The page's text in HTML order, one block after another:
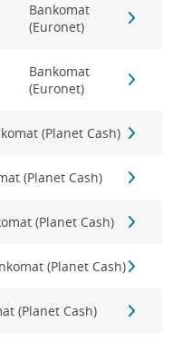
Bankomat
(Euronet)
Bankomat
(Euronet)
(Planet Cash)
(Planet Cash)
(Planet Cash)
(Planet Cash)
(Planet Cash)